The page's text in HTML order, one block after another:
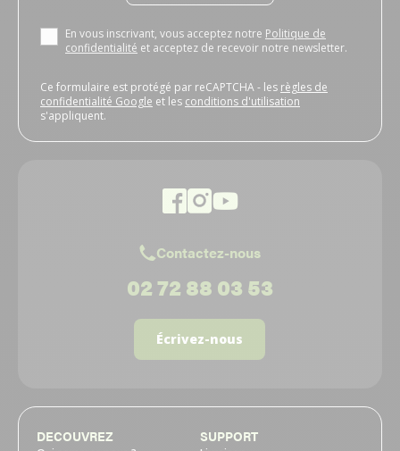
En vous inscrivant, vous acceptez notre Politique de
confidentialité et acceptez de recevoir notre newsletter.
Ce formulaire est protégé par reCAPTCHA - les règles de
confidentialité Google et les conditions d'utilisation
s'appliquent.
Contactez-nous
02 72 88 03 53
Écrivez-nous
DECOUVREZ SUPPORT